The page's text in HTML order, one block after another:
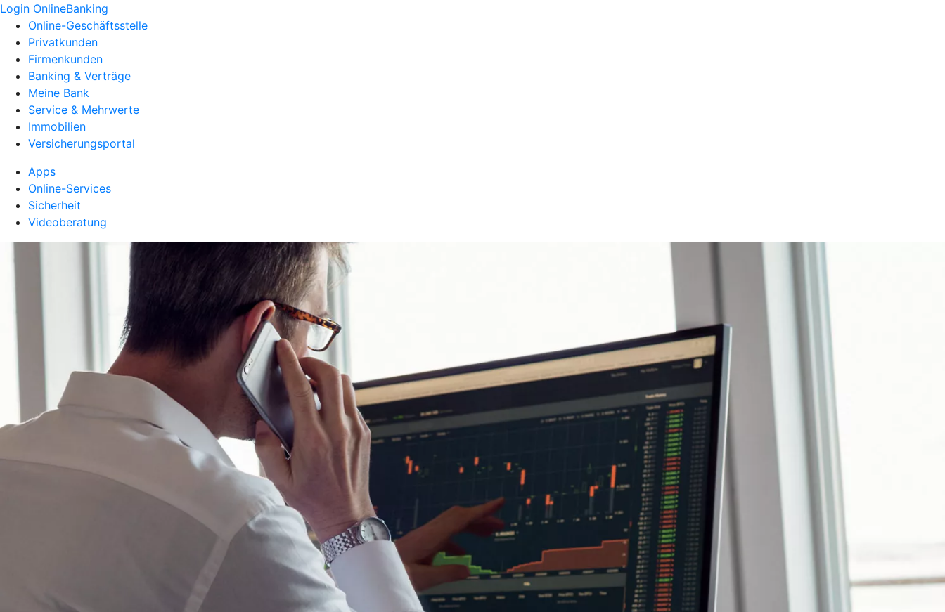
Login OnlineBanking
Online-Geschäftsstelle
Privatkunden
Firmenkunden
Banking & Verträge
Meine Bank
Service & Mehrwerte
Immobilien
Versicherungsportal
Apps
Online-Services
Sicherheit
Videoberatung